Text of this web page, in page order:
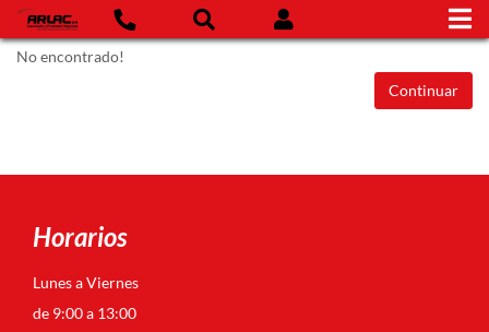
No encontrado!
Continuar
Horarios
Lunes a Viernes
de 9:00 a 13:00